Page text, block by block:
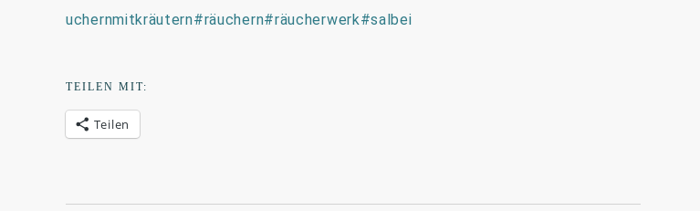
uchernmitkräutern#räuchern#räucherwerk#salbei
TEILEN MIT:
Teilen